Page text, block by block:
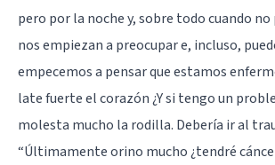
pero por la noche y, sobre todo cuando
nos empiezan a preocupar e, incluso,
empecemos a pensar que estamos
late fuerte el corazón ¿Y si tengo un
molesta mucho la rodilla. Debería ir al
“Últimamente orino mucho ¿tendré